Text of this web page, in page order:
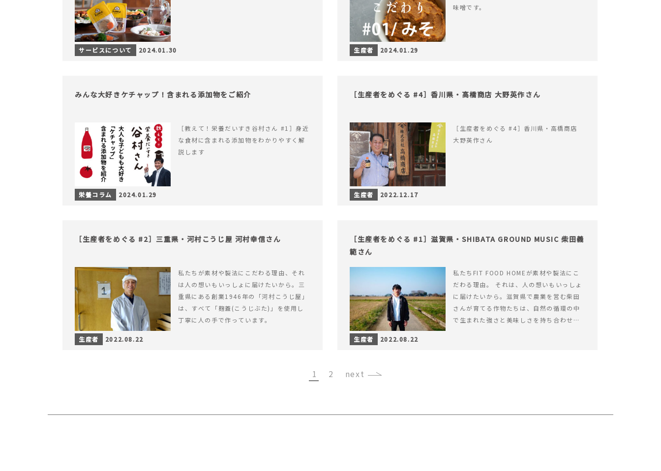
サービスについて 2024.01.30
味噌です。
生産者 2024.01.29
みんな大好きケチャップ！含まれる添加物をご紹介
［教えて！栄養だいすき谷村さん #1］身近
な食材に含まれる添加物をわかりやすく解
説します
栄養コラム 2024.01.29
［生産者をめぐる #4］香川県・高橋商店 大野英作さん
［生産者をめぐる #4］香川県・高橋商店
大野英作さん
生産者 2022.12.17
［生産者をめぐる #2］三重県・河村こうじ屋 河村幸信さん
私たちが素材や製法にこだわる理由、それ
は人の想いもいっしょに届けたいから。三
重県にある創業1946年の「河村こうじ屋」
は、すべて「麹蓋(こうじぶた)」を使用し
丁寧に人の手で作っています。
生産者 2022.08.22
［生産者をめぐる #1］滋賀県・SHIBATA GROUND MUSIC 柴田義
範さん
私たちFIT FOOD HOMEが素材や製法にこ
だわる理由。 それは、人の想いもいっしょ
に届けたいから。滋賀県で農業を営む柴田
さんが育てる作物たちは、自然の循環の中
で生まれた強さと美味しさを持ち合わせて
生産者
2022.08.22
1 2 ›